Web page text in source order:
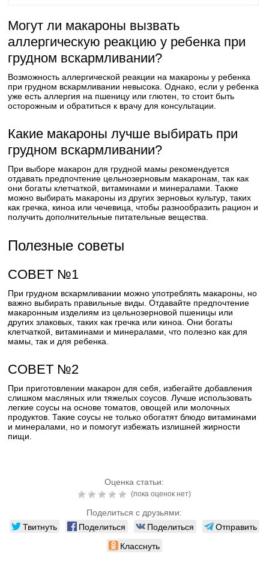
Могут ли макароны вызвать
аллергическую реакцию у ребенка при
грудном вскармливании?
Возможность аллергической реакции на макароны у ребенка
при грудном вскармливании невысока. Однако, если у ребенка
уже есть аллергия на пшеницу или глютен, то стоит быть
осторожным и обратиться к врачу для консультации.
Какие макароны лучше выбирать при
грудном вскармливании?
При выборе макарон для грудной мамы рекомендуется
отдавать предпочтение цельнозерновым макаронам, так как
они богаты клетчаткой, витаминами и минералами. Также
можно выбирать макароны из других зерновых культур, таких
как гречка, киноа или чечевица, чтобы разнообразить рацион и
получить дополнительные питательные вещества.
Полезные советы
СОВЕТ №1
При грудном вскармливании можно употреблять макароны, но
важно выбирать правильные виды. Отдавайте предпочтение
макаронным изделиям из цельнозерновой пшеницы или
других злаковых, таких как гречка или киноа. Они богаты
клетчаткой, витаминами и минералами, что полезно как для
мамы, так и для ребенка.
СОВЕТ №2
При приготовлении макарон для себя, избегайте добавления
слишком масляных или тяжелых соусов. Лучше использовать
легкие соусы на основе томатов, овощей или молочных
продуктов. Такие соусы не только обогатят блюдо витаминами
и минералами, но и помогут избежать излишней жирности
пищи.
Оценка статьи:
(пока оценок нет)
Поделиться с друзьями:
Твитнуть Поделиться Поделиться
Отправить
Класснуть